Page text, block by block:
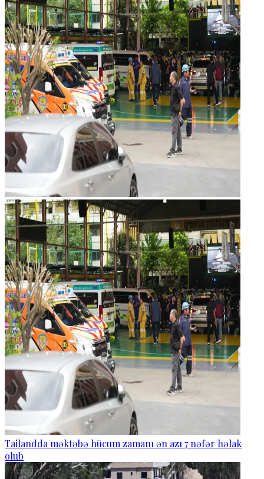
Tailandda məktəbə hücum zamanı ən azı 7 nəfər həlak
olub